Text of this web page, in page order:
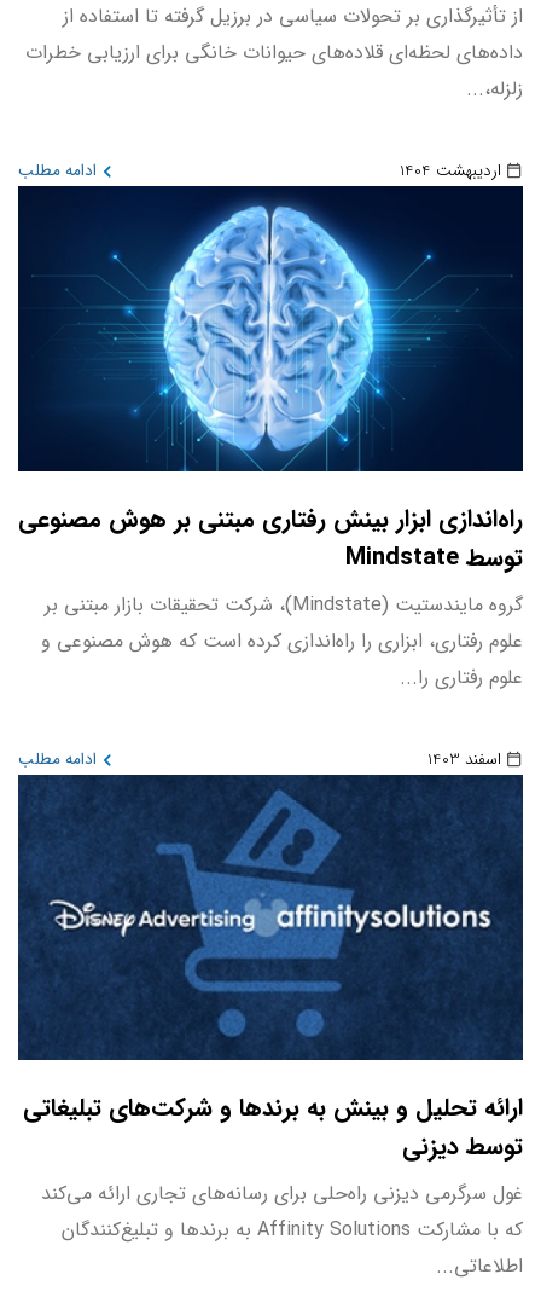
از تأثیرگذاری بر تحولات سیاسی در برزیل گرفته تا استفاده از
داده‌های لحظه‌ای قلاده‌های حیوانات خانگی برای ارزیابی خطرات
زلزله،...
اردیبهشت 1404 ادامه مطلب
راه‌اندازی ابزار بینش رفتاری مبتنی بر هوش مصنوعی
توسط Mindstate
گروه مایندستیت (Mindstate)، شرکت تحقیقات بازار مبتنی بر
علوم رفتاری، ابزاری را راه‌اندازی کرده است که هوش مصنوعی و
علوم رفتاری را...
اسفند 1403 ادامه مطلب
ارائه تحلیل و بینش به برندها و شرکت‌های تبلیغاتی
توسط دیزنی
غول سرگرمی دیزنی راه‌حلی برای رسانه‌های تجاری ارائه می‌کند
که با مشارکت Affinity Solutions به برندها و تبلیغ‌کنندگان
اطلاعاتی...